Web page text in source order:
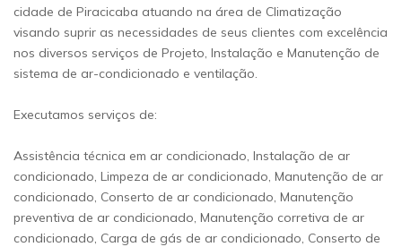
cidade de Piracicaba atuando na área de Climatização
visando suprir as necessidades de seus clientes com excelência
nos diversos serviços de Projeto, Instalação e Manutenção de
sistema de ar-condicionado e ventilação.
Executamos serviços de:
Assistência técnica em ar condicionado, Instalação de ar
condicionado, Limpeza de ar condicionado, Manutenção de ar
condicionado, Conserto de ar condicionado, Manutenção
preventiva de ar condicionado, Manutenção corretiva de ar
condicionado, Carga de gás de ar condicionado, Conserto de